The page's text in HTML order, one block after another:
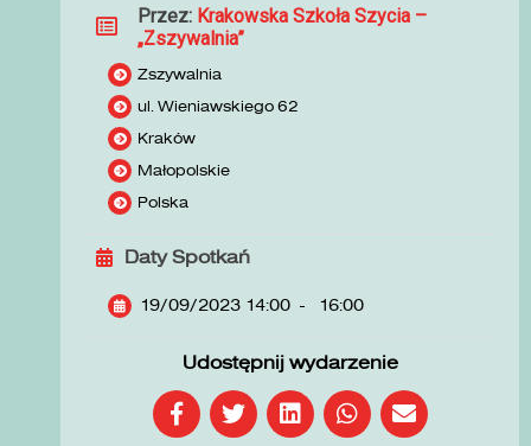
Przez: Krakowska Szkoła Szycia –
„Zszywalnia”
Zszywalnia
ul. Wieniawskiego 62
Kraków
Małopolskie
Polska
Daty Spotkań
19/09/2023 14:00 - 16:00
Udostępnij wydarzenie